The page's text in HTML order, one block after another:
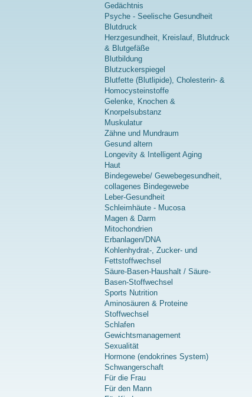
Gedächtnis
Psyche - Seelische Gesundheit
Blutdruck
Herzgesundheit, Kreislauf, Blutdruck
& Blutgefäße
Blutbildung
Blutzuckerspiegel
Blutfette (Blutlipide), Cholesterin- &
Homocysteinstoffe
Gelenke, Knochen &
Knorpelsubstanz
Muskulatur
Zähne und Mundraum
Gesund altern
Longevity & Intelligent Aging
Haut
Bindegewebe/ Gewebegesundheit,
collagenes Bindegewebe
Leber-Gesundheit
Schleimhäute - Mucosa
Magen & Darm
Mitochondrien
Erbanlagen/DNA
Kohlenhydrat-, Zucker- und
Fettstoffwechsel
Säure-Basen-Haushalt / Säure-
Basen-Stoffwechsel
Sports Nutrition
Aminosäuren & Proteine
Stoffwechsel
Schlafen
Gewichtsmanagement
Sexualität
Hormone (endokrines System)
Schwangerschaft
Für die Frau
Für den Mann